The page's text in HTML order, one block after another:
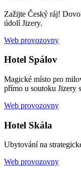
Zažijte Český ráj!
údolí Jizery.
Web provozovny
Hotel Spálov
Magické místo pro
přímo u soutoku Jizery
Web provozovny
Hotel Skála
Ubytování na
Web provozovny